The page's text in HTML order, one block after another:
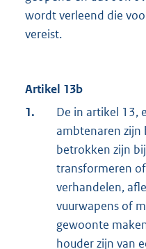
wordt verleend die
vereist.
Artikel 13b
1.
De in artikel 13,
ambtenaren zijn
betrokken zijn
transformeren
verhandelen,
vuurwapens of
gewoonte
houder zijn van